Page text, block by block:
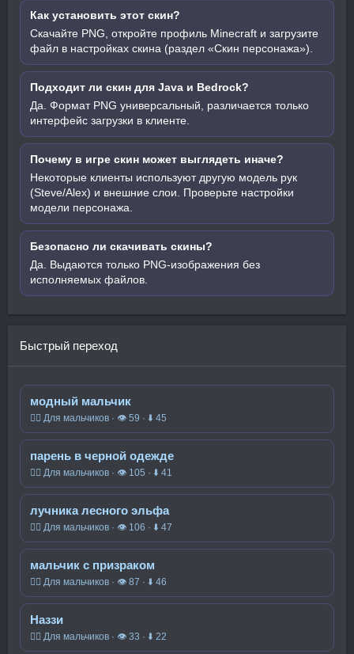
Как установить этот скин?
Скачайте PNG, откройте профиль Minecraft и загрузите
файл в настройках скина (раздел «Скин персонажа»).
Подходит ли скин для Java и Bedrock?
Да. Формат PNG универсальный, различается только
интерфейс загрузки в клиенте.
Почему в игре скин может выглядеть иначе?
Некоторые клиенты используют другую модель рук
(Steve/Alex) и внешние слои. Проверьте настройки
модели персонажа.
Безопасно ли скачивать скины?
Да. Выдаются только PNG-изображения без
исполняемых файлов.
Быстрый переход
модный мальчик
🧍‍♂️ Для мальчиков · 👁 59 · ⬇ 45
парень в черной одежде
🧍‍♂️ Для мальчиков · 👁 105 · ⬇ 41
лучника лесного эльфа
🧍‍♂️ Для мальчиков · 👁 106 · ⬇ 47
мальчик с призраком
🧍‍♂️ Для мальчиков · 👁 87 · ⬇ 46
Наззи
🧍‍♂️ Для мальчиков · 👁 33 · ⬇ 22